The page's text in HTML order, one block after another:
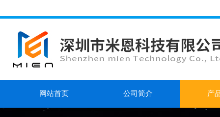
网站首页 公司简介 产